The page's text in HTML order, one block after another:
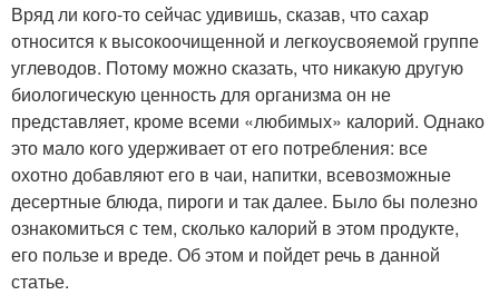
Вряд ли кого-то сейчас удивишь, сказав, что сахар
относится к высокоочищенной и легкоусвояемой группе
углеводов. Потому можно сказать, что никакую другую
биологическую ценность для организма он не
представляет, кроме всеми «любимых» калорий. Однако
это мало кого удерживает от его потребления: все
охотно добавляют его в чаи, напитки, всевозможные
десертные блюда, пироги и так далее. Было бы полезно
ознакомиться с тем, сколько калорий в этом продукте,
его пользе и вреде. Об этом и пойдет речь в данной
статье.